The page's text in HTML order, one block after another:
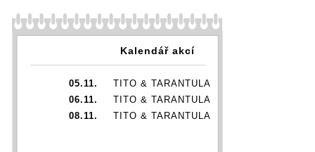
Kalendář akcí
05.11.
TITO & TARANTULA
06.11.
TITO & TARANTULA
08.11.
TITO & TARANTULA